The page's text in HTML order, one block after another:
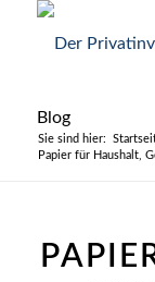
Blog
Sie sind hier:
Papier für Haushalt,